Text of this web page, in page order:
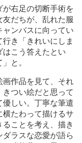
右足の切断手術を
だちが、乱れた服
ンバスに向ってい
き「きれいにしま
はこう答えたとい
と。
作品を見て、それ
つい絵だと思って
しい。丁寧な筆遣
たわって描けるサ
ことを考え、描き
ラスな恋愛が語ら